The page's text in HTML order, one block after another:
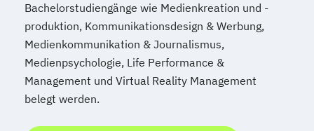
Bachelorstudiengänge wie Medienkreation und -
produktion, Kommunikationsdesign & Werbung,
Medienkommunikation & Journalismus,
Medienpsychologie, Life Performance &
Management und Virtual Reality Management
belegt werden.